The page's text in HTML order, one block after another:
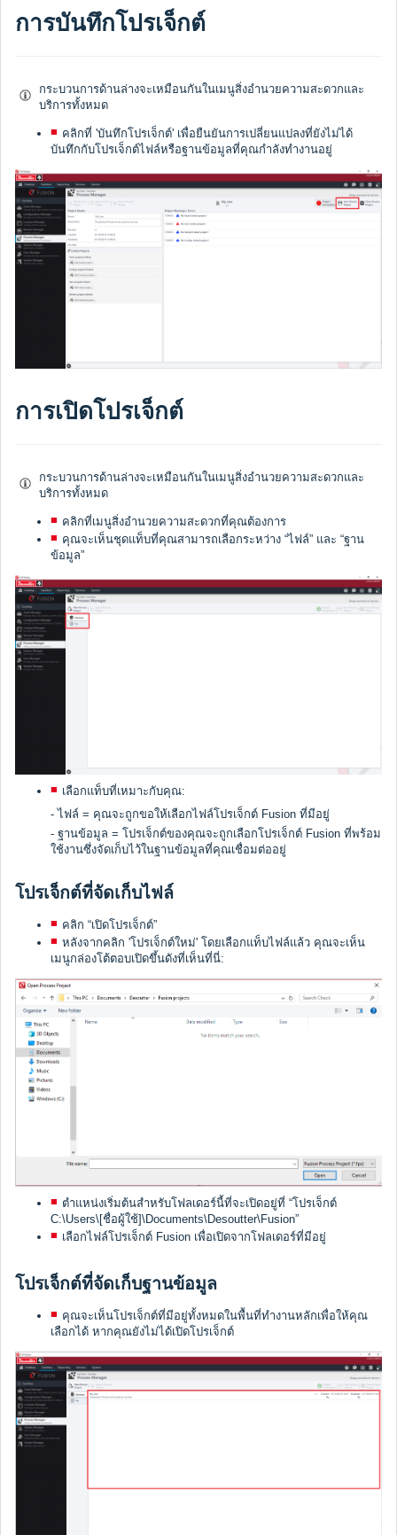
การบันทึกโปรเจ็กต์
กระบวนการด้านล่างจะเหมือนกันในเมนูสิ่งอำนวยความสะดวกและ
บริการทั้งหมด
คลิกที่ 'บันทึกโปรเจ็กต์' เพื่อยืนยันการเปลี่ยนแปลงที่ยังไม่ได้
บันทึกกับโปรเจ็กต์ไฟล์หรือฐานข้อมูลที่คุณกำลังทำงานอยู่
การเปิดโปรเจ็กต์
กระบวนการด้านล่างจะเหมือนกันในเมนูสิ่งอำนวยความสะดวกและ
บริการทั้งหมด
คลิกที่เมนูสิ่งอำนวยความสะดวกที่คุณต้องการ
คุณจะเห็นชุดแท็บที่คุณสามารถเลือกระหว่าง “ไฟล์” และ “ฐาน
ข้อมูล”
เลือกแท็บที่เหมาะกับคุณ:
- ไฟล์ = คุณจะถูกขอให้เลือกไฟล์โปรเจ็กต์ Fusion ที่มีอยู่
- ฐานข้อมูล = โปรเจ็กต์ของคุณจะถูกเลือกโปรเจ็กต์ Fusion ที่พร้อม
ใช้งานซึ่งจัดเก็บไว้ในฐานข้อมูลที่คุณเชื่อมต่ออยู่
โปรเจ็กต์ที่จัดเก็บไฟล์
คลิก “เปิดโปรเจ็กต์”
หลังจากคลิก 'โปรเจ็กต์ใหม่' โดยเลือกแท็บไฟล์แล้ว คุณจะเห็น
เมนูกล่องโต้ตอบเปิดขึ้นดังที่เห็นที่นี่:
ตำแหน่งเริ่มต้นสำหรับโฟลเดอร์นี้ที่จะเปิดอยู่ที่ “โปรเจ็กต์
C:\Users\[ชื่อผู้ใช้]\Documents\Desoutter\Fusion”
เลือกไฟล์โปรเจ็กต์ Fusion เพื่อเปิดจากโฟลเดอร์ที่มีอยู่
โปรเจ็กต์ที่จัดเก็บฐานข้อมูล
คุณจะเห็นโปรเจ็กต์ที่มีอยู่ทั้งหมดในพื้นที่ทำงานหลักเพื่อให้คุณ
เลือกได้ หากคุณยังไม่ได้เปิดโปรเจ็กต์